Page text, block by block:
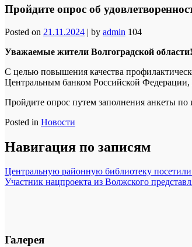
Пройдите опрос об
Posted on 21.11.2024 | by admin 104
Уважаемые жители Волгоградской области!
С целью повышения качества
Центральным банком Российской Федерации,
Пройдите опрос путем заполнения анкеты по
Posted in Новости
Навигация по записям
Центральную районную библиотеку
Участник нацпроекта из Волжского
Галерея